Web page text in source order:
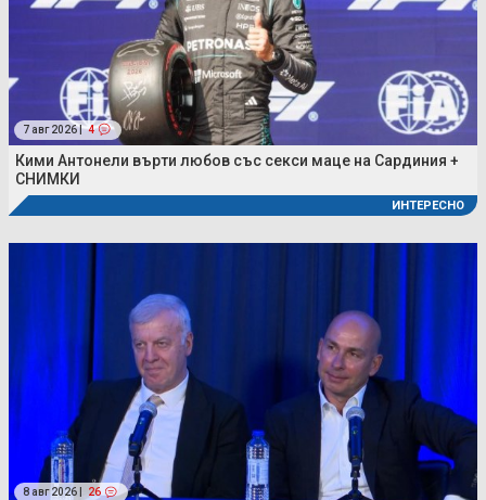
7 авг 2026 | 4
Кими Антонели върти любов със секси маце на Сардиния +
СНИМКИ
ИНТЕРЕСНО
8 авг 2026 | 26